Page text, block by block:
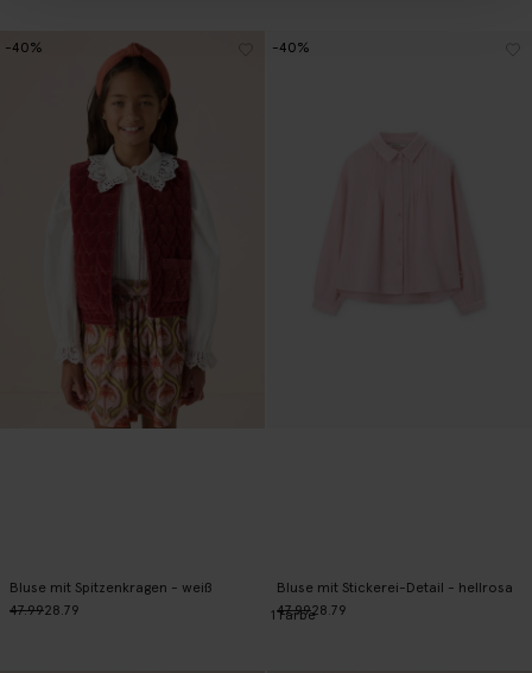
Bluse mit Spitzenkragen - weiß
47.9928.79
-40%
Bluse mit Stickerei-Detail - hellrosa
47.9928.79
-40%
1Farbe